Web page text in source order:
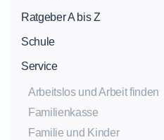
Ratgeber A bis Z
Schule
Service
Arbeitslos und Arbeit finden
Familienkasse
Familie und Kinder